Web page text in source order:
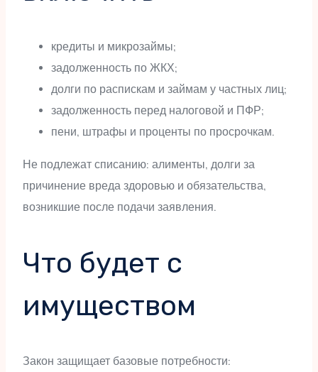
кредиты и микрозаймы;
задолженность по ЖКХ;
долги по распискам и займам у частных лиц;
задолженность перед налоговой и ПФР;
пени, штрафы и проценты по просрочкам.
Не подлежат списанию: алименты, долги за
причинение вреда здоровью и обязательства,
возникшие после подачи заявления.
Что будет с
имуществом
Закон защищает базовые потребности: